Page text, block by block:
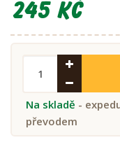
245 Kč
Na skladě -
převodem